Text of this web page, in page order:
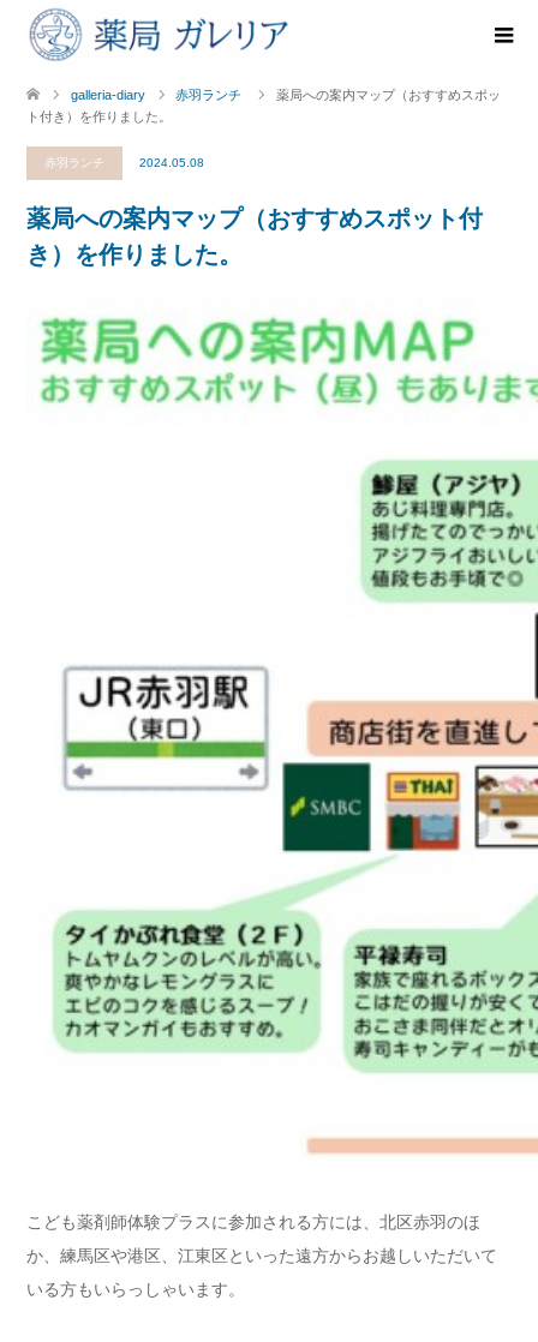
galleria-diary 赤羽ランチ
薬局への案内マップ（おすすめスポッ
ト付き）を作りました。
赤羽ランチ 2024.05.08
薬局への案内マップ（おすすめスポット付
き）を作りました。
こども薬剤師体験プラスに参加される方には、北区赤羽のほ
か、練馬区や港区、江東区といった遠方からお越しいただいて
いる方もいらっしゃいます。